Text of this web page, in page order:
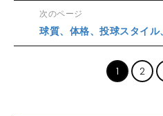
次のページ
球質、体格、投球スタイ
1 2